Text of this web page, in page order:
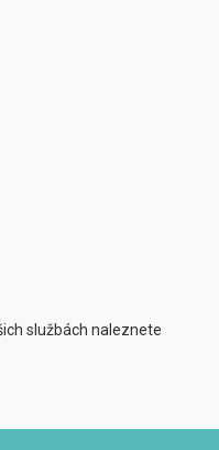
službách naleznete